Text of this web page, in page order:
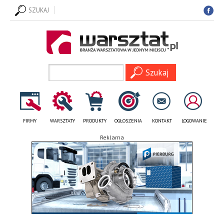
SZUKAJ
FIRMY WARSZTATY PRODUKTY OGŁOSZENIA KONTAKT LOGOWANIE
Reklama